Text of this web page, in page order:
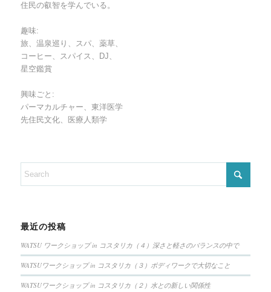
住民の叡智を学んでいる。
趣味:
旅、温泉巡り、スパ、薬草、
コーヒー、スパイス、DJ、
星空鑑賞
興味ごと:
パーマカルチャー、東洋医学
先住民文化、医療人類学
最近の投稿
WATSU ワークショップ in コスタリカ（４）深さと軽さのバランスの中で
WATSUワークショップ in コスタリカ（３）ボディワークで大切なこと
WATSUワークショップ in コスタリカ（２）水との新しい関係性